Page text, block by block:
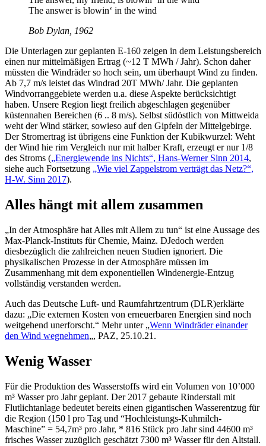
The answer is blowin‘ in the wind
Bob Dylan, 1962
Die Unterlagen zur geplanten E-160 zeigen in dem Leistungsbereich
einen nur mittelmäßigen Ertrag (~12 T MWh / Jahr). Schon daher
müssten die Windräder so hoch sein, um überhaupt Wind zu finden.
Ab 7,7 m/s leistet das Windrad 20T MWh/ Jahr. Die geplanten
Windvorranggebiete werden u.a. diese Aspekte berücksichtigt
haben. Unsere Region liegt freilich abgeschlagen gegenüber
küstennahen Bereichen (6 .. 8 m/s). Selbst südöstlich von Mittweida
weht der Wind stärker, sowieso auf den Gipfeln der Mittelgebirge.
Der Stromertrag ist übrigens eine Funktion der Kubikwurzel: Weht
der Wind hie rim Vergleich nur mit halber Kraft, erzeugt er nur 1/8
des Stroms („Energiewende ins Nichts“, Hans-Werner Sinn 2014,
siehe auch Fortsetzung „Wie viel Zappelstrom verträgt das Netz?“,
H-W. Sinn 2017).
Alles hängt mit allem zusammen
„In der Atmosphäre hat Alles mit Allem zu tun“ ist eine Aussage des
Max-Planck-Instituts für Chemie, Mainz. DJedoch werden
diesbezüglich die zahlreichen neuen Studien ignoriert. Die
physikalischen Prozesse in der Atmosphäre müssen im
Zusammenhang mit dem exponentiellen Windenergie-Entzug
vollständig verstanden werden.
Auch das Deutsche Luft- und Raumfahrtzentrum (DLR)erklärte
dazu: „Die externen Kosten von erneuerbaren Energien sind noch
weitgehend unerforscht.“ Mehr unter „Wenn Windräder einander
den Wind wegnehmen„, PAZ, 25.10.21.
Wenig Wasser
Für die Produktion des Wasserstoffs wird ein Volumen von 10’000
m³ Wasser pro Jahr geplant. Der 2017 gebaute Rinderstall mit
Flutlichtanlage bedeutet bereits einen gigantischen Wasserentzug für
die Region (150 l pro Tag und “Hochleistungs-Kuhmilch-
Maschine” = 54,7m³ pro Jahr, * 816 Stück pro Jahr sind 44600 m³
frisches Wasser zuzüglich geschätzt 7300 m³ Wasser für den Altstall.